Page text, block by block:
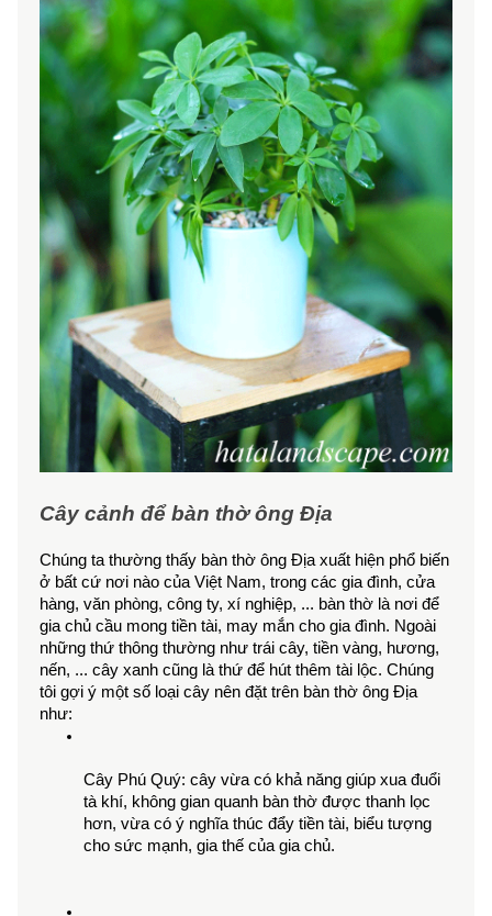
Cây cảnh để bàn thờ ông Địa
Chúng ta thường thấy bàn thờ ông Địa xuất hiện phổ biến
ở bất cứ nơi nào của Việt Nam, trong các gia đình, cửa
hàng, văn phòng, công ty, xí nghiệp, ... bàn thờ là nơi để
gia chủ cầu mong tiền tài, may mắn cho gia đình. Ngoài
những thứ thông thường như trái cây, tiền vàng, hương,
nến, ... cây xanh cũng là thứ để hút thêm tài lộc. Chúng
tôi gợi ý một số loại cây nên đặt trên bàn thờ ông Địa
như:
Cây Phú Quý: cây vừa có khả năng giúp xua đuổi
tà khí, không gian quanh bàn thờ được thanh lọc
hơn, vừa có ý nghĩa thúc đẩy tiền tài, biểu tượng
cho sức mạnh, gia thế của gia chủ.